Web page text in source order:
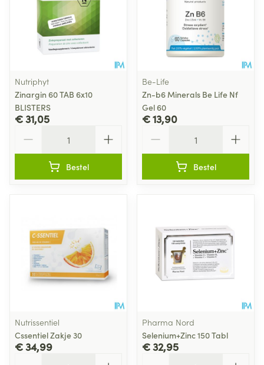
Nutriphyt
Zinargin 60 TAB 6x10
BLISTERS
€ 31,05
Bestel
Be-Life
Zn-b6 Minerals Be Life Nf
Gel 60
€ 13,90
Bestel
Nutrissentiel
Cssentiel Zakje 30
€ 34,99
Pharma Nord
Selenium+Zinc 150 Tabl
€ 32,95